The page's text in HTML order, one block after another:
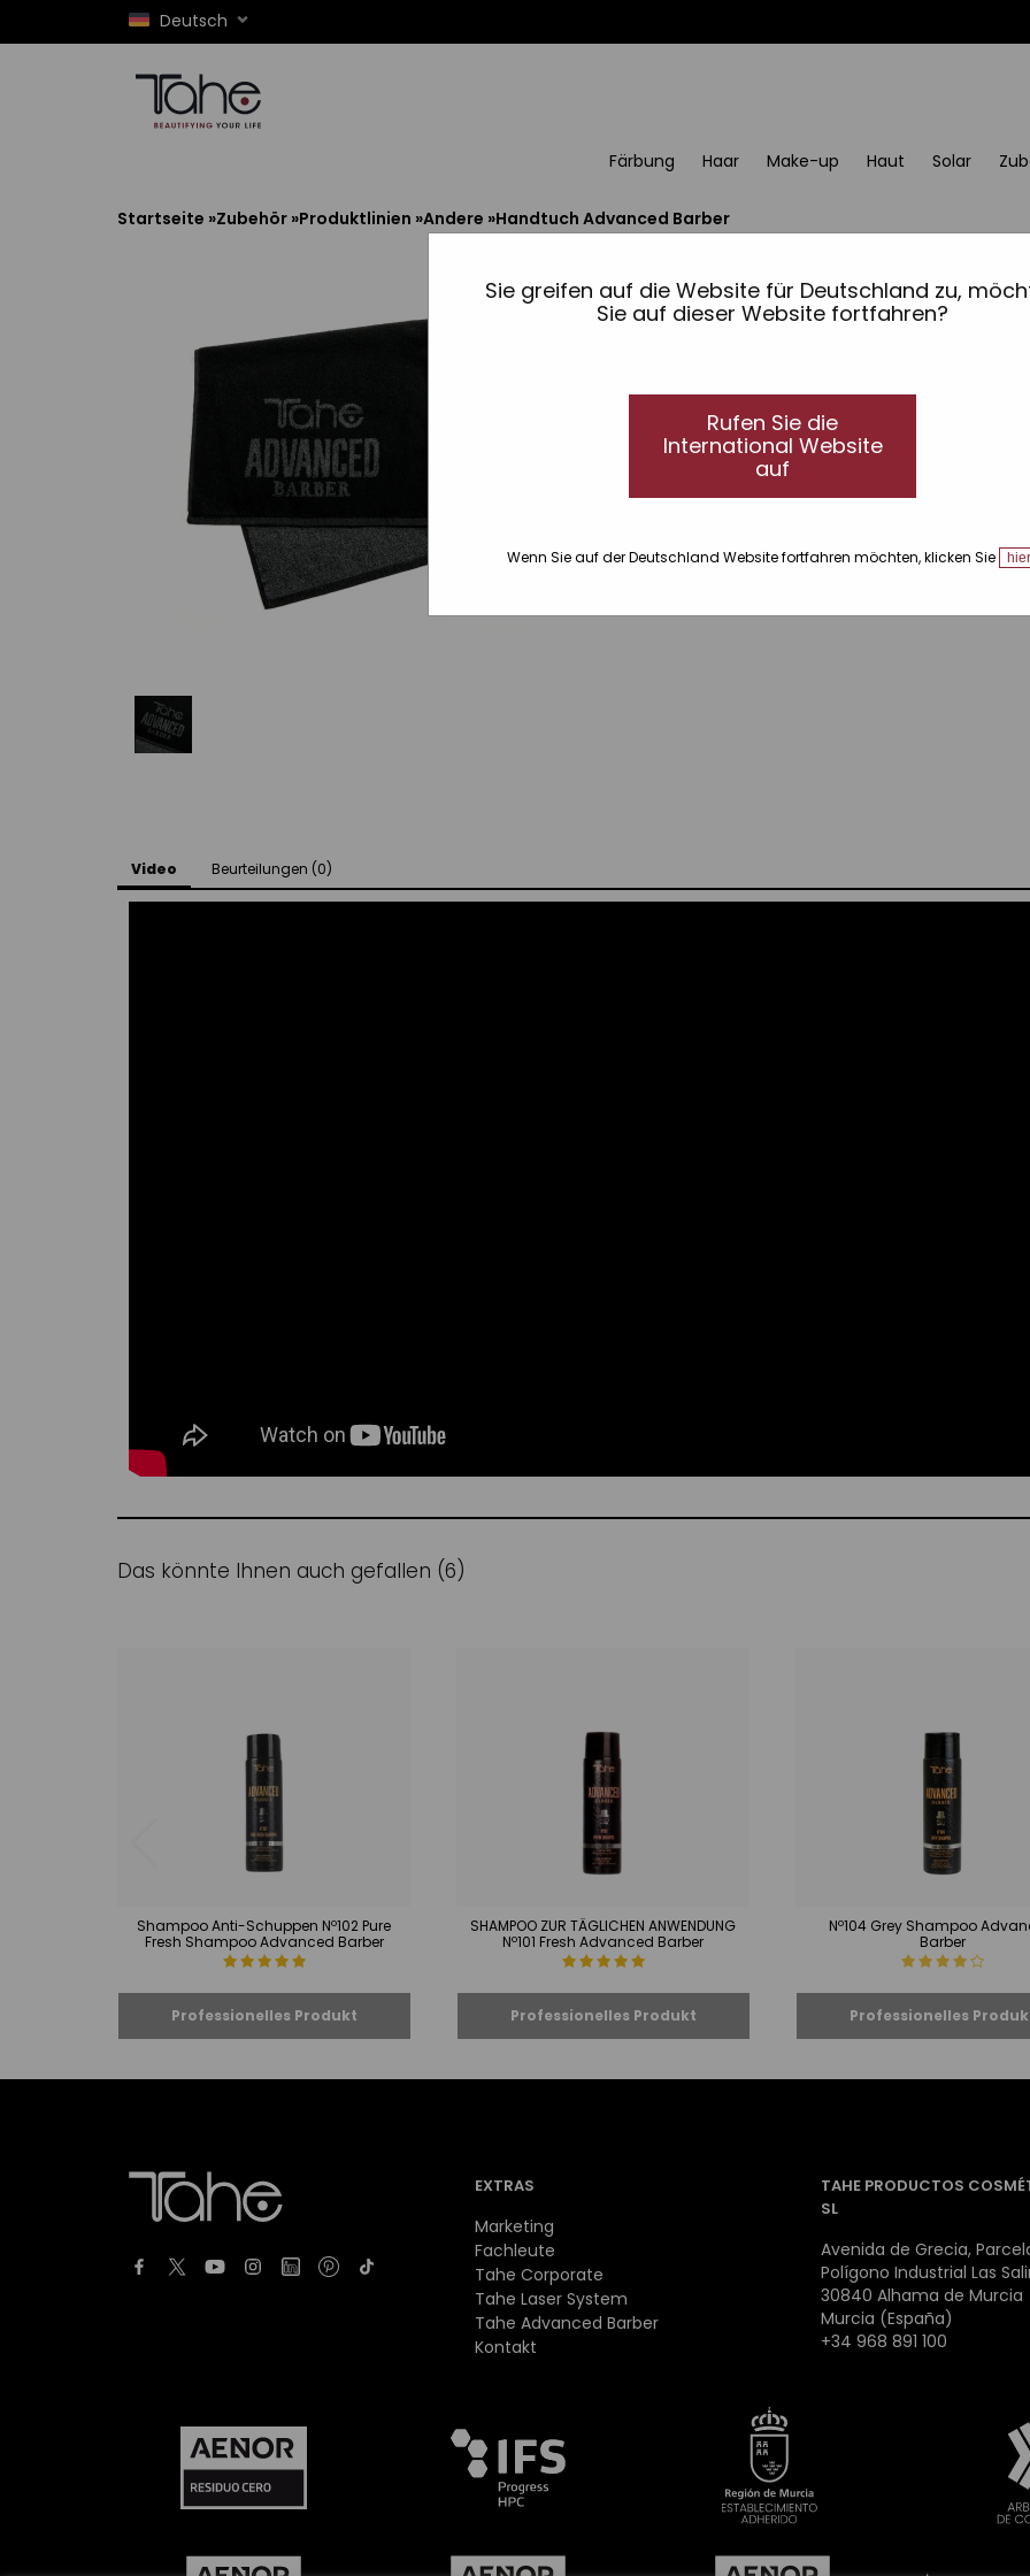
Sie greifen auf die Website für Deutschland zu,
Sie auf dieser Website fortfahren?
Rufen Sie die
International Website
auf
Wenn Sie auf der Deutschland Website fortfahren möchten, klicken Sie hier
Deutsch
Färbung Haar Make-up Haut Solar
Startseite »Zubehör »Produktlinien »Andere »Handtuch Advanced Barber
Handtuch Advanced
Ref.: 11001099
Sehen Sie sich alle unsere Online-Produkte an
Video Beurteilungen (0)
Das könnte Ihnen auch gefallen (6)
Shampoo Anti-Schuppen Nº102 Pure
Fresh Shampoo Advanced Barber
SHAMPOO ZUR TÄGLICHEN ANWENDUNG
Nº101 Fresh Advanced Barber
Nº104 Grey Shampoo
Barber
EXTRAS
Marketing
Fachleute
Tahe Corporate
Tahe Laser System
Tahe Advanced Barber
Kontakt
TAHE PRODUCTOS
SL
Avenida de Grecia,
Polígono Industrial Las
30840 Alhama de Murcia
Murcia (España)
+34 968 891 100